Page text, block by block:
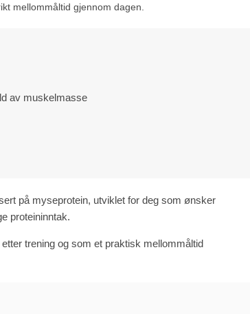
mellommåltid gjennom dagen.
av muskelmasse
på myseprotein, utviklet for deg som ønsker
proteininntak.
trening og som et praktisk mellommåltid